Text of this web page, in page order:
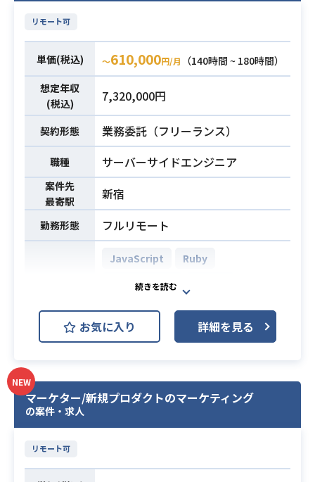
・クロスプラットフォームフレーム
ワークを利用したモバイルアプリ構
築経験
・Androidプラットフォームに関する
専門的な技術知識
業務内容
本方針や施策の策定
・対象地域における競合やSNS利用
状況のマーケティング分析
・現地クリエイターとの交渉ならび
に獲得に向けた一連の対応
・海外における各種SNS施策やトピ
ックの調査分析
※詳細は面談時にお伝えします。
必須スキル
・WebまたはIT業界における3年以上
の実務経験
・各種クラウドツールや最新ツール
・デジタルコンテンツおよびファン
ビジネス分野への深い理解
リモート可
単価(税込) 〜610,000円/月
（140時間 ~ 180時間）
想定年収
(税込)
7,320,000円
契約形態 業務委託（フリーランス）
職種 サーバーサイドエンジニア
案件先
最寄駅
新宿
勤務形態 フルリモート
開発環境
JavaScript
Ruby
Ruby on Rails
AWS (Amazon Web Services)
AWS EC2 (Amazon EC2)
AWS RDS (Amazon RDS)
AWS S3
Backlog
Git
Slack
Terraform
団体運営における「物販」「コンテ
お気に入り 詳細を見る
NEW
マーケター/新規プロダクトのマーケティング
の案件・求人
リモート可